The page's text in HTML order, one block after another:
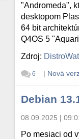
"Andromeda",
desktopom
64 bit
Q4OS 5
Zdroj:
6 | Nová
Debian
08.09.2025 |
Po mesiaci od